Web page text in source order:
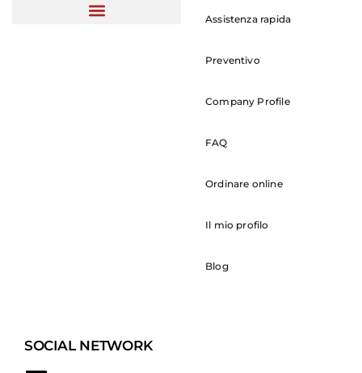
Assistenza rapida
Preventivo
Company Profile
FAQ
Ordinare online
Il mio profilo
Blog
SOCIAL NETWORK